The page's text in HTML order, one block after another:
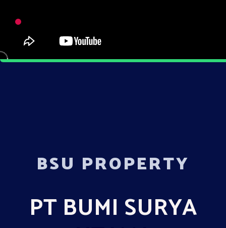
BSU PROPERTY
PT BUMI SURYA